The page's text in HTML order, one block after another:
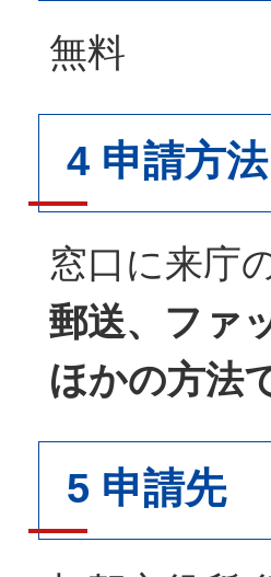
無料
4 申請方法
窓口に来庁
郵送、ファ
ほかの方法
5 申請先